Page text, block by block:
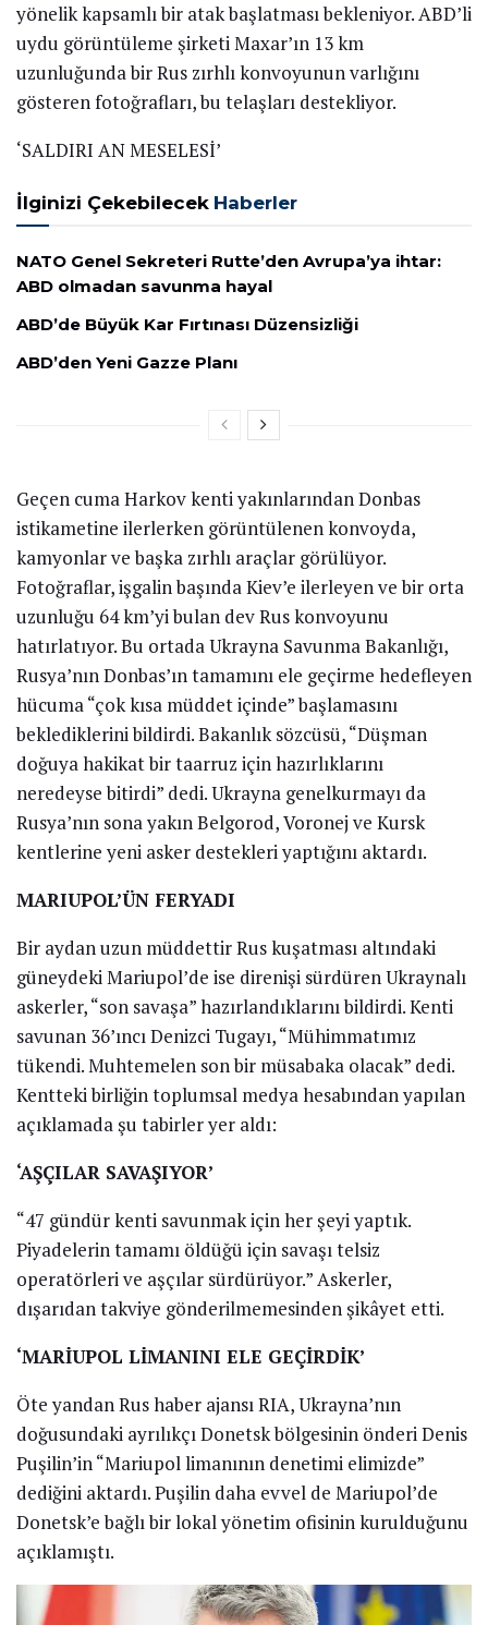
yönelik kapsamlı bir atak başlatması bekleniyor. ABD’li
uydu görüntüleme şirketi Maxar’ın 13 km
uzunluğunda bir Rus zırhlı konvoyunun varlığını
gösteren fotoğrafları, bu telaşları destekliyor.
‘SALDIRI AN MESELESİ’
İlginizi Çekebilecek Haberler
NATO Genel Sekreteri Rutte’den Avrupa’ya ihtar:
ABD olmadan savunma hayal
ABD’de Büyük Kar Fırtınası Düzensizliği
ABD’den Yeni Gazze Planı
Geçen cuma Harkov kenti yakınlarından Donbas
istikametine ilerlerken görüntülenen konvoyda,
kamyonlar ve başka zırhlı araçlar görülüyor.
Fotoğraflar, işgalin başında Kiev’e ilerleyen ve bir orta
uzunluğu 64 km’yi bulan dev Rus konvoyunu
hatırlatıyor. Bu ortada Ukrayna Savunma Bakanlığı,
Rusya’nın Donbas’ın tamamını ele geçirme hedefleyen
hücuma “çok kısa müddet içinde” başlamasını
beklediklerini bildirdi. Bakanlık sözcüsü, “Düşman
doğuya hakikat bir taarruz için hazırlıklarını
neredeyse bitirdi” dedi. Ukrayna genelkurmayı da
Rusya’nın sona yakın Belgorod, Voronej ve Kursk
kentlerine yeni asker destekleri yaptığını aktardı.
MARIUPOL’ÜN FERYADI
Bir aydan uzun müddettir Rus kuşatması altındaki
güneydeki Mariupol’de ise direnişi sürdüren Ukraynalı
askerler, “son savaşa” hazırlandıklarını bildirdi. Kenti
savunan 36’ıncı Denizci Tugayı, “Mühimmatımız
tükendi. Muhtemelen son bir müsabaka olacak” dedi.
Kentteki birliğin toplumsal medya hesabından yapılan
açıklamada şu tabirler yer aldı:
‘AŞÇILAR SAVAŞIYOR’
“47 gündür kenti savunmak için her şeyi yaptık.
Piyadelerin tamamı öldüğü için savaşı telsiz
operatörleri ve aşçılar sürdürüyor.” Askerler,
dışarıdan takviye gönderilmemesinden şikâyet etti.
‘MARİUPOL LİMANINI ELE GEÇİRDİK’
Öte yandan Rus haber ajansı RIA, Ukrayna’nın
doğusundaki ayrılıkçı Donetsk bölgesinin önderi Denis
Puşilin’in “Mariupol limanının denetimi elimizde”
dediğini aktardı. Puşilin daha evvel de Mariupol’de
Donetsk’e bağlı bir lokal yönetim ofisinin kurulduğunu
açıklamıştı.